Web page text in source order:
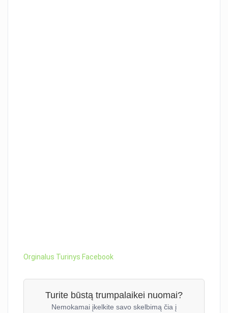
Orginalus Turinys Facebook
Turite būstą trumpalaikei nuomai?
Nemokamai įkelkite savo skelbimą čia į